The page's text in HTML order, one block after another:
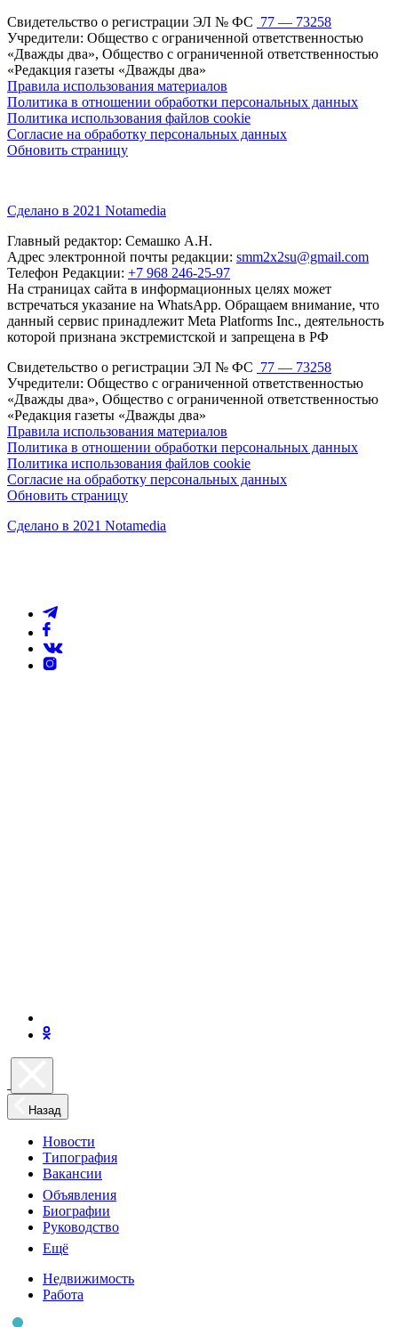
Свидетельство о регистрации ЭЛ № ФС 77 — 73258
Учредители: Общество с ограниченной ответственностью
«Дважды два», Общество с ограниченной ответственностью
«Редакция газеты «Дважды два»
Правила использования материалов
Политика в отношении обработки персональных данных
Политика использования файлов cookie
Согласие на обработку персональных данных
Обновить страницу
Сделано в 2021 Notamedia
Главный редактор: Семашко А.Н.
Адрес электронной почты редакции: smm2x2su@gmail.com
Телефон Редакции: +7 968 246-25-97
На страницах сайта в информационных целях может
встречаться указание на WhatsApp. Обращаем внимание, что
данный сервис принадлежит Meta Platforms Inc., деятельность
которой признана экстремистской и запрещена в РФ
Свидетельство о регистрации ЭЛ № ФС 77 — 73258
Учредители: Общество с ограниченной ответственностью
«Дважды два», Общество с ограниченной ответственностью
«Редакция газеты «Дважды два»
Правила использования материалов
Политика в отношении обработки персональных данных
Политика использования файлов cookie
Согласие на обработку персональных данных
Обновить страницу
Сделано в 2021 Notamedia
Назад
Новости
Типография
Вакансии
Объявления
Биографии
Руководство
Ещё
Недвижимость
Работа